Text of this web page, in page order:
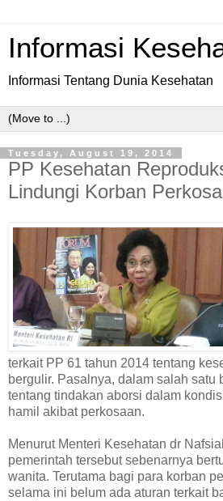
Informasi
Informasi Tentang Dunia Kesehatan
Tuesday, August 19, 2014
PP Kesehatan
Lindungi Korban
terkait PP 61 tahun 2014 tentang
bergulir. Pasalnya, dalam salah satu
tentang tindakan aborsi dalam
hamil akibat perkosaan.
Menurut Menteri Kesehatan dr
pemerintah tersebut sebenarnya
wanita. Terutama bagi para korban
selama ini belum ada aturan terkait